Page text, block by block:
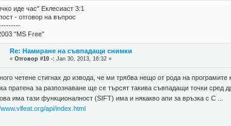
иде час" Еклесиаст 3:1
- отговор на въпрос
"MS Free"
Re: Намиране на съвпадащи снимки
«Отговор #10 -: Jan 30, 2013, 16:32 »
четене стигнах до извода, че ми трябва нещо от рода на
пратена за разпознаване ще се търсят такива съвпадащи точки сред
има тази функционалност (SIFT) има и някакво апи за връзка с С ...
api/index.html